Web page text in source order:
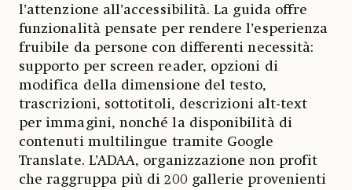
l’attenzione all’accessibilità. La guida offre
funzionalità pensate per rendere l’esperienza
fruibile da persone con differenti necessità:
supporto per screen reader, opzioni di
modifica della dimensione del testo,
trascrizioni, sottotitoli, descrizioni alt-text
per immagini, nonché la disponibilità di
contenuti multilingue tramite Google
Translate. L’ADAA, organizzazione non profit
che raggruppa più di 200 gallerie provenienti